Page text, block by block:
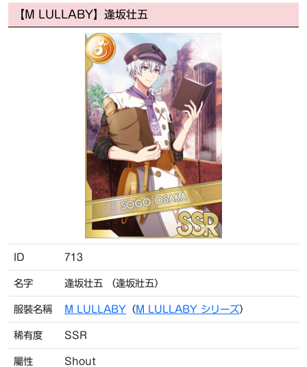
【M LULLABY】逢坂壮五
ID 713
名字 逢坂壮五 （逢坂壯五）
服裝名稱 M LULLABY （ M LULLABY シリーズ）
稀有度 SSR
屬性 Shout